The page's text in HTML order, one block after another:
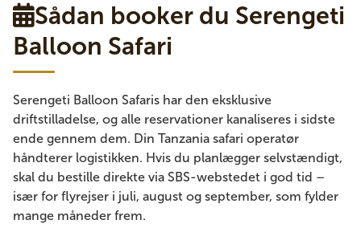
Sådan booker du Serengeti
Balloon Safari
Serengeti Balloon Safaris har den eksklusive
driftstilladelse, og alle reservationer kanaliseres i sidste
ende gennem dem. Din Tanzania safari operatør
håndterer logistikken. Hvis du planlægger selvstændigt,
skal du bestille direkte via SBS-webstedet i god tid –
især for flyrejser i juli, august og september, som fylder
mange måneder frem.